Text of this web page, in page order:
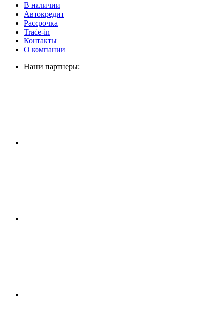
В наличии
Автокредит
Рассрочка
Trade-in
Контакты
О компании
Наши партнеры: